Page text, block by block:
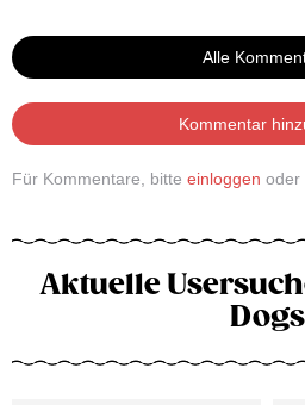
Alle
Kommentar
Für Kommentare, bitte einloggen oder
Aktuelle
Dogs